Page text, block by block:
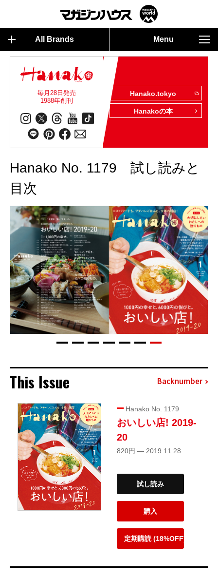
All Brands Menu
毎月28日発売
1988年創刊
Hanako.tokyo
Hanakoの本
Hanako No. 1179 試し読みと
目次
This Issue Backnumber
Hanako No. 1179
おいしい店! 2019-
20
820円 — 2019.11.28
試し読み
購入
定期購読 (18%OFF)